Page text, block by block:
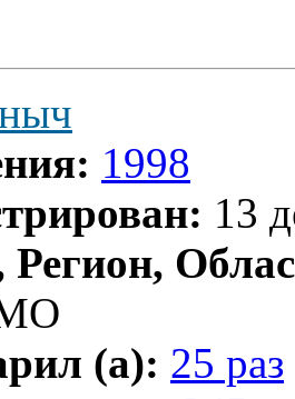
1998
13
Регион,
(а): 25 раз